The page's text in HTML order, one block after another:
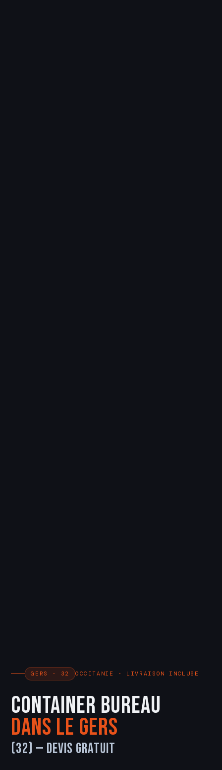
GERS · 32 OCCITANIE · LIVRAISON INCLUSE
Container Bureau
dans le Gers
(32) — Devis Gratuit